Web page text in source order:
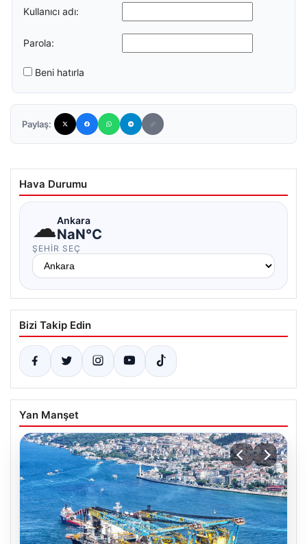
Kullanıcı adı:
Parola:
Beni hatırla
Paylaş:
Hava Durumu
☁Ankara
NaN°C
ŞEHIR SEÇ
Bizi Takip Edin
Yan Manşet